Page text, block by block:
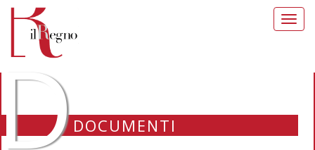
DOCUMENTI